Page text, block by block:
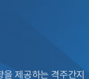
제공하는 격주간지